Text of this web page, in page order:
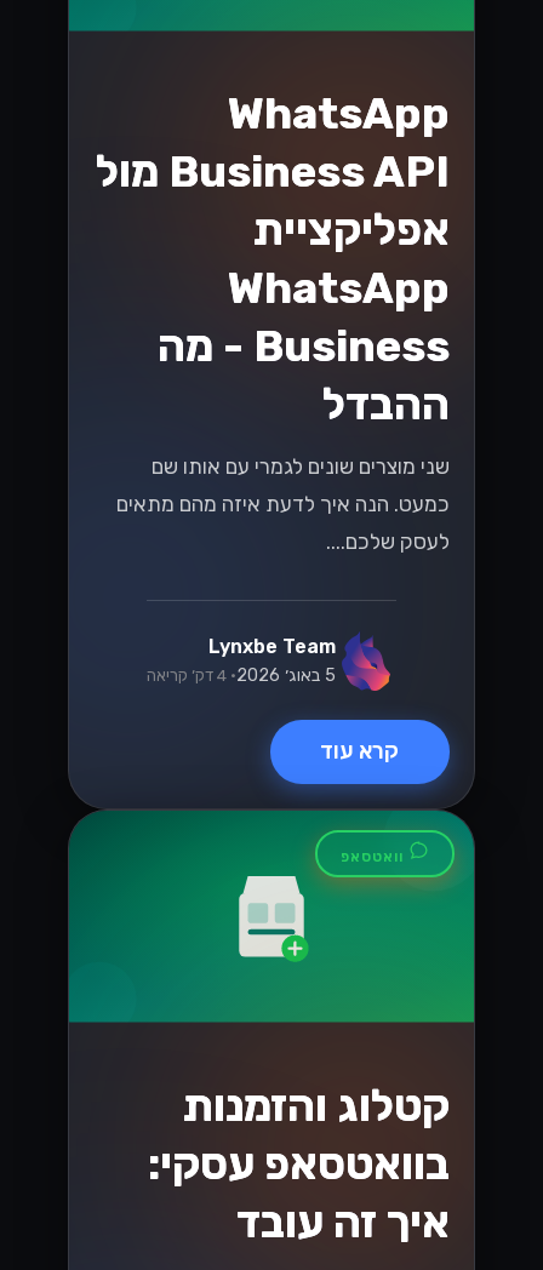
WhatsApp
Business API מול
אפליקציית
WhatsApp
Business - מה
ההבדל
שני מוצרים שונים לגמרי עם אותו שם
כמעט. הנה איך לדעת איזה מהם מתאים
לעסק שלכם....
Lynxbe Team
5 באוג׳ 2026 • 4 דק׳ קריאה
קרא עוד
וואטסאפ
קטלוג והזמנות
בוואטסאפ עסקי:
איך זה עובד